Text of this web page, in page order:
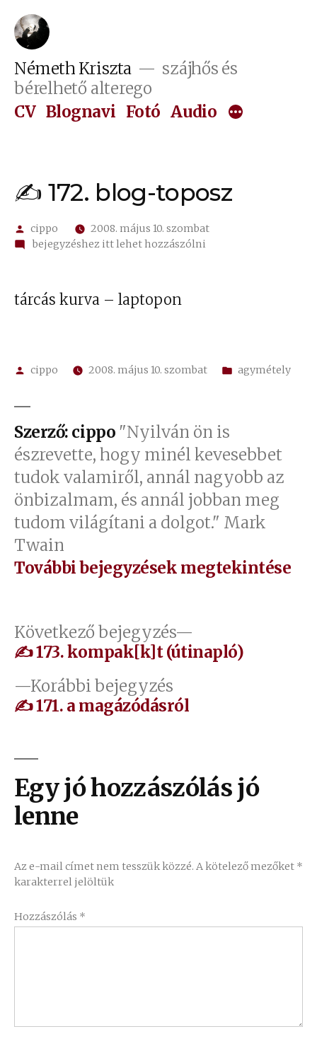
Tartalomhoz
Németh Kriszta
szájhős és
bérelhető alterego
CV Blognavi Fotó Audio
✍ 172. blog-toposz
Szerző:
cippo
2008. május 10. szombat
on
blog-
toposz
bejegyzéshez itt lehet hozzászólni
tárcás kurva – laptopon
Szerző:
cippo 2008. május 10. szombat Kategória:
agymétely
Szerző: cippo "Nyilván ön is
észrevette, hogy minél kevesebbet
tudok valamiről, annál nagyobb az
önbizalmam, és annál jobban meg
tudom világítani a dolgot." Mark
Twain
További bejegyzések megtekintése
Bejegyzés
navigáció
Korábbi bejegyzés
bejegyzés:
✍ 171. a magázódásról
Következő bejegyzés
bejegyzés:
✍ 173. kompak[k]t (útinapló)
Egy jó hozzászólás jó
lenne
Az e-mail címet nem tesszük közzé. A kötelező mezőket *
karakterrel jelöltük
Hozzászólás *